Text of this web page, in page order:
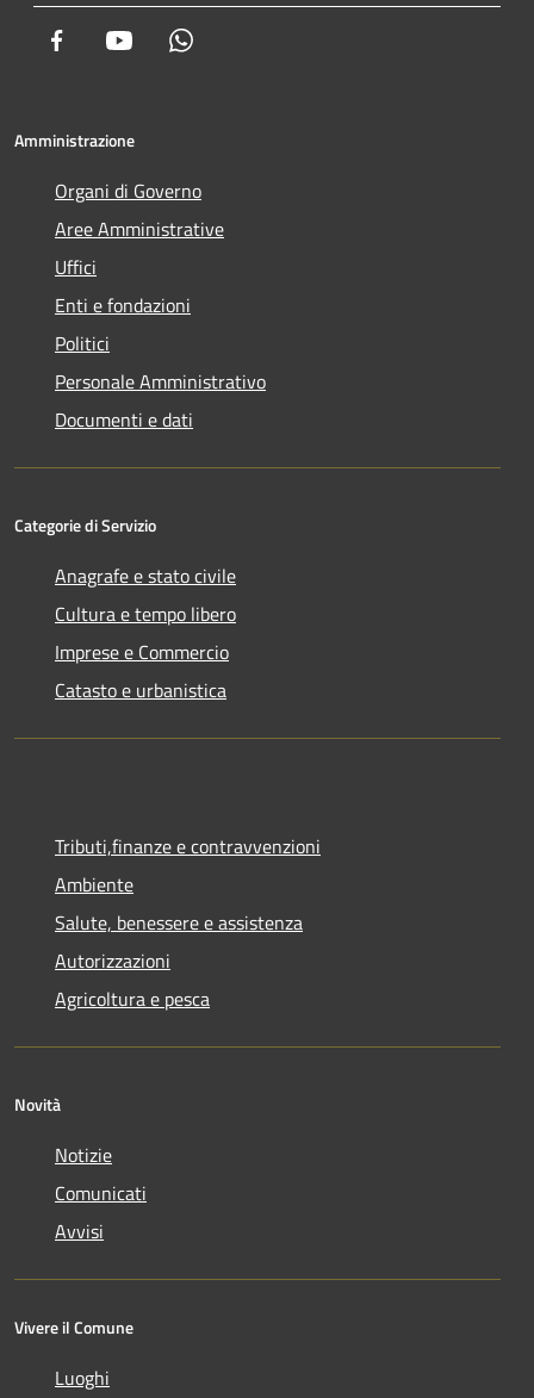
Facebook Youtube
Amministrazione
Organi di Governo
Aree Amministrative
Uffici
Enti e fondazioni
Politici
Personale Amministrativo
Documenti e dati
Categorie di Servizio
Anagrafe e stato civile
Cultura e tempo libero
Imprese e Commercio
Catasto e urbanistica
Tributi,finanze e contravvenzioni
Ambiente
Salute, benessere e assistenza
Autorizzazioni
Agricoltura e pesca
Novità
Notizie
Comunicati
Avvisi
Vivere il Comune
Luoghi